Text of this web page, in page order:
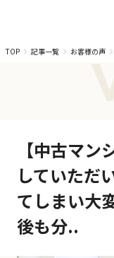
TOP
記事一覧 お客様の声
【中古マ
していただ
てしまい大
後も分..